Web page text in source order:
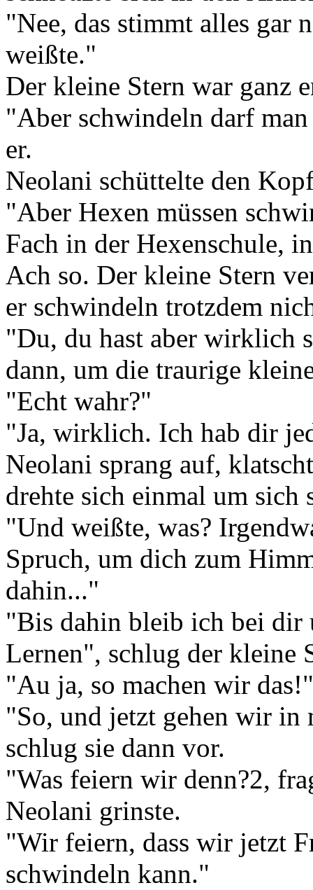
"Nee, das stimmt alles gar
weißte."
Der kleine Stern war ganz
"Aber schwindeln darf
er.
Neolani schüttelte den
"Aber Hexen müssen
Fach in der Hexenschule,
Ach so. Der kleine Stern
er schwindeln trotzdem
"Du, du hast aber wirklich
dann, um die traurige
"Echt wahr?"
"Ja, wirklich. Ich hab dir
Neolani sprang auf,
drehte sich einmal um sich
"Und weißte, was?
Spruch, um dich zum
dahin..."
"Bis dahin bleib ich bei dir
Lernen", schlug der kleine
"Au ja, so machen wir
"So, und jetzt gehen wir in
schlug sie dann vor.
"Was feiern wir denn?2,
Neolani grinste.
"Wir feiern, dass wir jetzt
schwindeln kann."